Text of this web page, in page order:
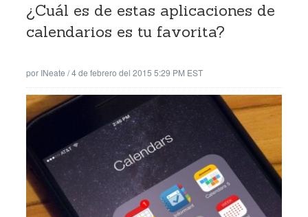
¿Cuál es de estas aplicaciones de
calendarios es tu favorita?
por INeate /4 de febrero del 2015 5:29 PM EST